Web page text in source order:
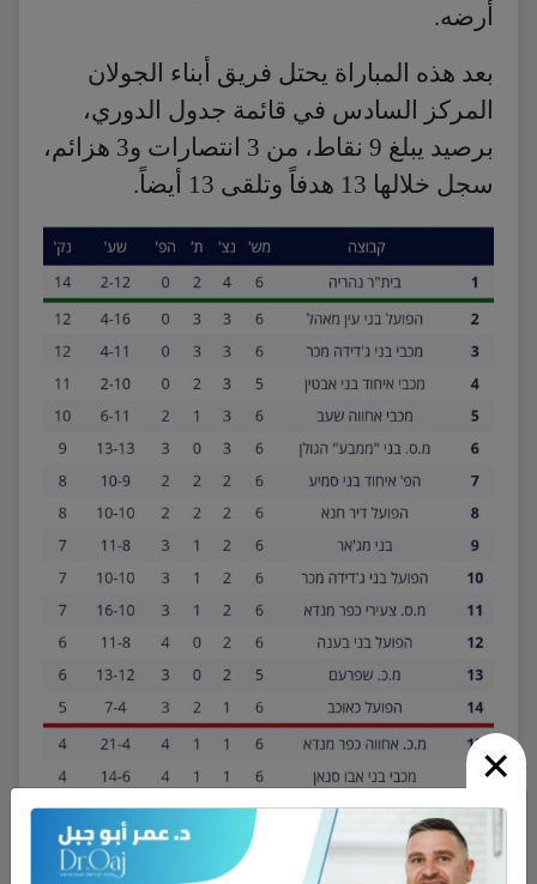
×
أرضه.
بعد هذه المباراة يحتل فريق أبناء الجولان
المركز السادس في قائمة جدول الدوري،
برصيد يبلغ 9 نقاط، من 3 انتصارات و3 هزائم،
سجل خلالها 13 هدفاً وتلقى 13 أيضاً.
نشر فيرياضة